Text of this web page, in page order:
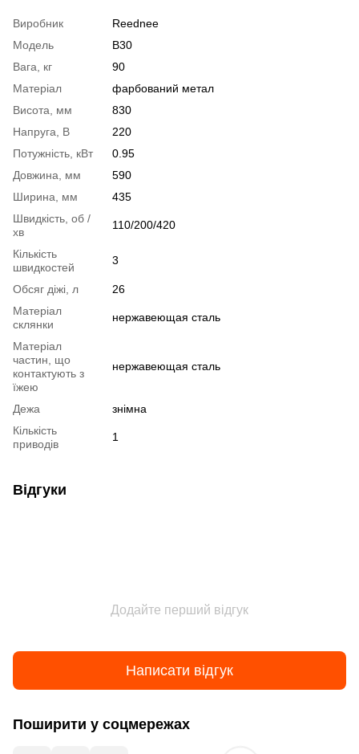
Виробник
Reednee
Модель
B30
Вага, кг
90
Матеріал
фарбований метал
Висота, мм
830
Напруга, В
220
Потужність, кВт
0.95
Довжина, мм
590
Ширина, мм
435
Швидкість, об /
хв
110/200/420
Кількість
швидкостей
3
Обсяг діжі, л
26
Матеріал
склянки
нержавеющая сталь
Матеріал
частин, що
контактують з
їжею
нержавеющая сталь
Дежа
знімна
Кількість
приводів
1
Відгуки
Додайте перший відгук
Написати відгук
Поширити у соцмережах